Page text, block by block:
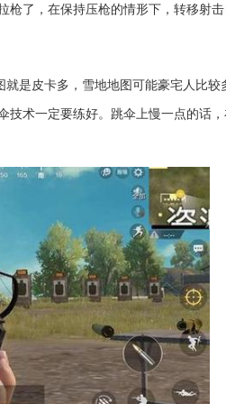
了，在保持压枪的情形下，转移射击
是皮卡多，雪地地图可能豪宅人比
技术一定要练好。跳伞上慢一点的话